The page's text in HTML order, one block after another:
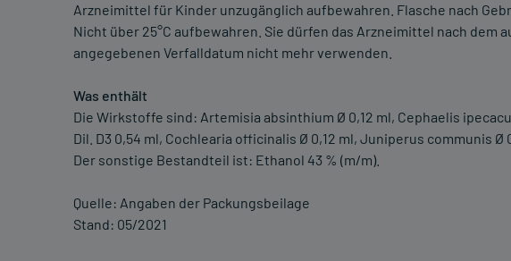
Arzneimittel für Kinder unzugänglich aufbewahren. Flasche nach
Nicht über 25°C aufbewahren. Sie dürfen das Arzneimittel nach dem
angegebenen Verfalldatum nicht mehr verwenden.
Was enthält
Die Wirkstoffe sind: Artemisia absinthium Ø 0,12 ml, Cephaelis
Dil. D3 0,54 ml, Cochlearia officinalis Ø 0,12 ml, Juniperus communis Ø
Der sonstige Bestandteil ist: Ethanol 43 % (m/m).
Quelle: Angaben der Packungsbeilage
Stand: 05/2021